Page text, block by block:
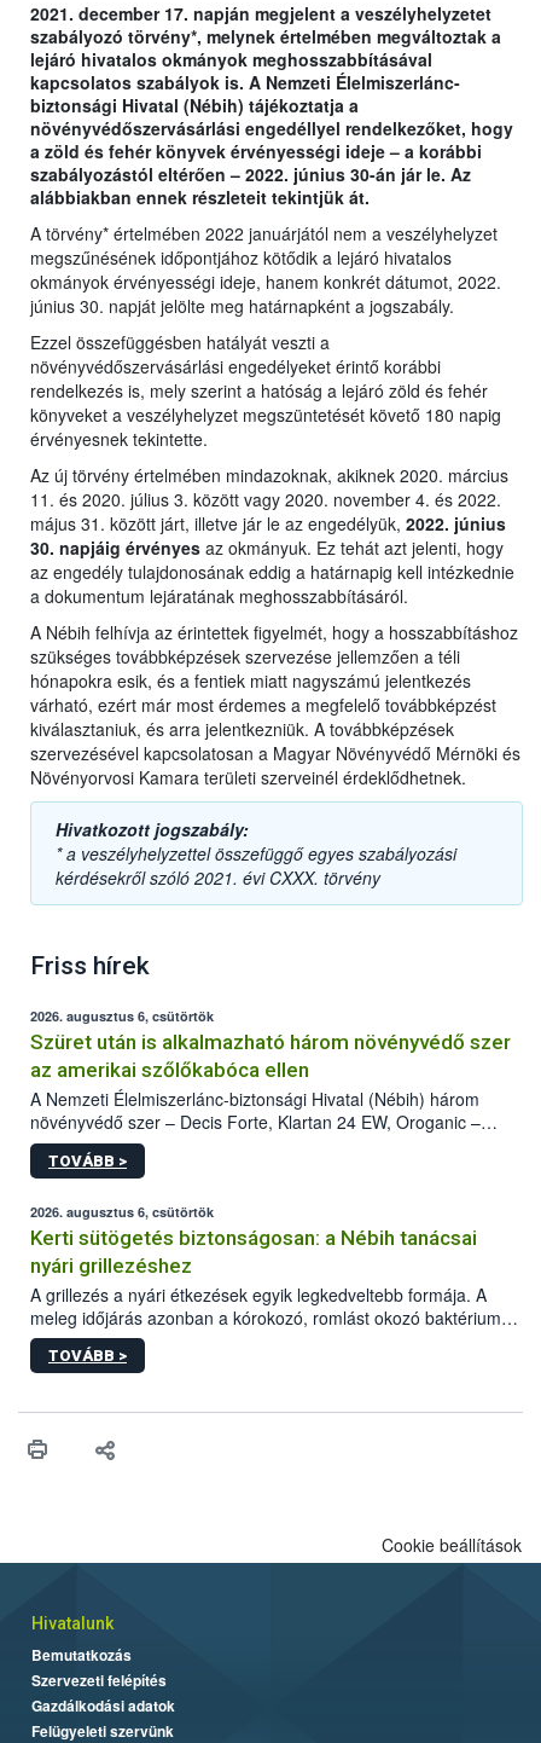
2021. december 17. napján megjelent a veszélyhelyzetet
szabályozó törvény*, melynek értelmében megváltoztak a
lejáró hivatalos okmányok meghosszabbításával
kapcsolatos szabályok is. A Nemzeti Élelmiszerlánc-
biztonsági Hivatal (Nébih) tájékoztatja a
növényvédőszervásárlási engedéllyel rendelkezőket, hogy
a zöld és fehér könyvek érvényességi ideje – a korábbi
szabályozástól eltérően – 2022. június 30-án jár le. Az
alábbiakban ennek részleteit tekintjük át.
A törvény* értelmében 2022 januárjától nem a veszélyhelyzet
megszűnésének időpontjához kötődik a lejáró hivatalos
okmányok érvényességi ideje, hanem konkrét dátumot, 2022.
június 30. napját jelölte meg határnapként a jogszabály.
Ezzel összefüggésben hatályát veszti a
növényvédőszervásárlási engedélyeket érintő korábbi
rendelkezés is, mely szerint a hatóság a lejáró zöld és fehér
könyveket a veszélyhelyzet megszüntetését követő 180 napig
érvényesnek tekintette.
Az új törvény értelmében mindazoknak, akiknek 2020. március
11. és 2020. július 3. között vagy 2020. november 4. és 2022.
május 31. között járt, illetve jár le az engedélyük, 2022. június
30. napjáig érvényes az okmányuk. Ez tehát azt jelenti, hogy
az engedély tulajdonosának eddig a határnapig kell intézkednie
a dokumentum lejáratának meghosszabbításáról.
A Nébih felhívja az érintettek figyelmét, hogy a hosszabbításhoz
szükséges továbbképzések szervezése jellemzően a téli
hónapokra esik, és a fentiek miatt nagyszámú jelentkezés
várható, ezért már most érdemes a megfelelő továbbképzést
kiválasztaniuk, és arra jelentkezniük. A továbbképzések
szervezésével kapcsolatosan a Magyar Növényvédő Mérnöki és
Növényorvosi Kamara területi szerveinél érdeklődhetnek.
Hivatkozott jogszabály:
* a veszélyhelyzettel összefüggő egyes szabályozási
kérdésekről szóló 2021. évi CXXX. törvény
Friss hírek
2026. augusztus 6, csütörtök
Szüret után is alkalmazható három növényvédő szer
az amerikai szőlőkabóca ellen
A Nemzeti Élelmiszerlánc-biztonsági Hivatal (Nébih) három
növényvédő szer – Decis Forte, Klartan 24 EW, Oroganic –
engedélyokiratát módosította, így azok a szüretet követően,
egészen a vesszőérettség (BBCH 91) stádiumáig
érésű szőlőkben is legyen lehetőség a károsító elleni további
védekezésre. Az Oroganic készítmény kis kiszerelésben kiskerti
felhasználók számára is elérhető és ökológiai termesztésben is
engedélyezett.
TOVÁBB >
2026. augusztus 6, csütörtök
Kerti sütögetés biztonságosan: a Nébih tanácsai
nyári grillezéshez
A grillezés a nyári étkezések egyik legkedveltebb formája. A
meleg időjárás azonban a kórokozó, romlást okozó baktériumok
gyorsabb szaporodásának is kedvez. A szabadtéri sütögetés
ezért nem csupán a megfelelő sütési technikáról szól: legalább
higiéniai szabályok betartása, a megfelelő hőkezelés, valamint a
biztonsági Hivatal (Nébih) Oktatási Programja összegyűjtötte a
TOVÁBB >
Cookie beállítások
Hivatalunk
Bemutatkozás
Szervezeti felépítés
Gazdálkodási adatok
Felügyeleti szervünk